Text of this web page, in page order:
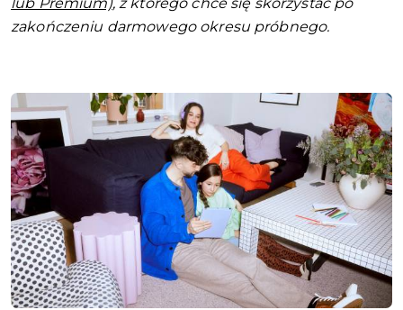
zakończeniu darmowego okresu próbnego.